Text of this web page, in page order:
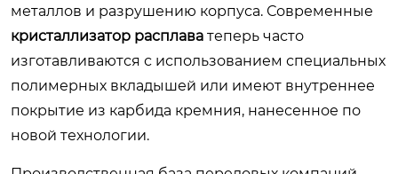
металлов и разрушению корпуса. Современные
кристаллизатор расплава теперь часто
изготавливаются с использованием специальных
полимерных вкладышей или имеют внутреннее
покрытие из карбида кремния, нанесенное по
новой технологии.